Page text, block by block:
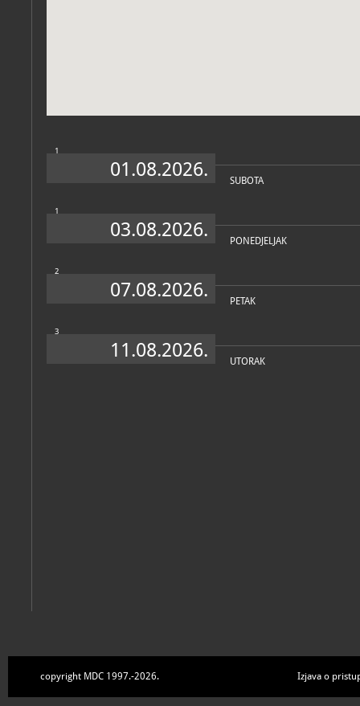
1
01.08.2026. SUBOTA
1
03.08.2026. PONEDJELJAK
2
07.08.2026. PETAK
3
11.08.2026. UTORAK
copyright MDC 1997.-2026. Izjava o